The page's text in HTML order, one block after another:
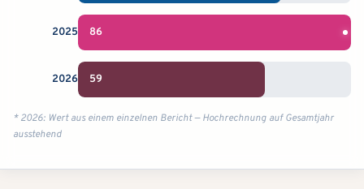
2025 86
2026 59
* 2026: Wert aus einem einzelnen Bericht — Hochrechnung auf Gesamtjahr
ausstehend